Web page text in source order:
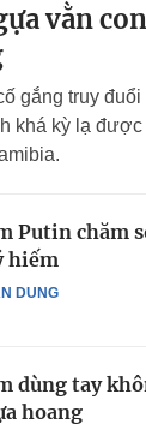
vằn
gắng truy đuổi
khá kỳ lạ
DUNG
Putin chăm
hiếm
dùng tay
hoang